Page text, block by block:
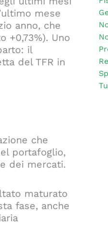
mese
anno, che
+0,73%). Uno
il
del TFR in
che
portafoglio,
dei mercati.
maturato
fase, anche